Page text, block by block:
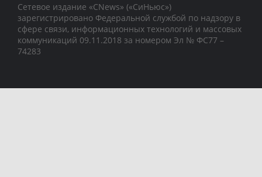
Сетевое издание «CNews» («СиНьюс»)
зарегистрировано Федеральной службой по надзору в
сфере связи, информационных технологий и массовых
коммуникаций 09.11.2018 за номером Эл № ФС77 –
74283